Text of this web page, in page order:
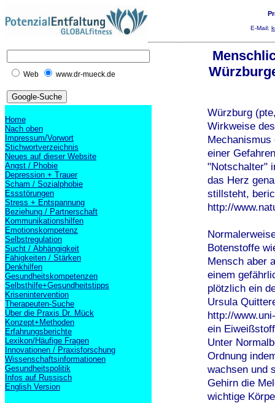
E-Mail:
Web www.dr-mueck.de
Home
Nach oben
Impressum/Vorwort
Stichwortverzeichnis
Neues auf dieser Website
Angst / Phobie
Depression + Trauer
Scham / Sozialphobie
Essstörungen
Stress + Entspannung
Beziehung / Partnerschaft
Kommunikationshilfen
Emotionskompetenz
Selbstregulation
Sucht / Abhängigkeit
Fähigkeiten / Stärken
Denkhilfen
Gesundheitskompetenzen
Selbsthilfe+Gesundheitstipps
Krisenintervention
Therapeuten-Suche
Über die Praxis Dr. Mück
Konzept+Methoden
Erfahrungsberichte
Lexikon/Häufige Fragen
Innovationen / Praxisforschung
Wissenschaftsinformationen
Gesundheitspolitik
Infos auf Russisch
English Version
Würzburg
Wirkweise
einer
"Notschalter"
das Herz
stillsteht,
http://
Botenstoffe
Mensch aber
einem
plötzlich ein
Ursula
http://
ein
Unter
Ordnung
wachsen und
Gehirn die
wichtige